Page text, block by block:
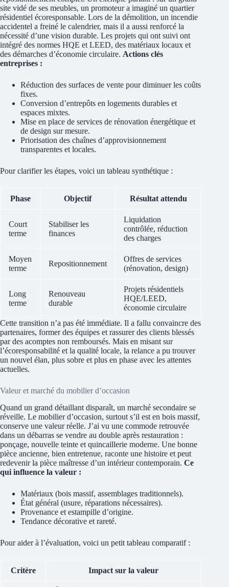
site vidé de ses meubles, un promoteur a imaginé un quartier
résidentiel écoresponsable. Lors de la démolition, un incendie
accidentel a freiné le calendrier, mais il a aussi renforcé la
nécessité d’une vision durable. Les projets qui ont suivi ont
intégré des normes HQE et LEED, des matériaux locaux et
des démarches d’économie circulaire. Actions clés
entreprises :
Réduction des surfaces de vente pour diminuer les coûts
fixes.
Conversion d’entrepôts en logements durables et
espaces mixtes.
Mise en place de services de rénovation énergétique et
de design sur mesure.
Priorisation des chaînes d’approvisionnement
transparentes et locales.
Pour clarifier les étapes, voici un tableau synthétique :
Phase Objectif Résultat attendu
Court
terme
Stabiliser les
finances
Liquidation
contrôlée, réduction
des charges
Moyen
terme
Repositionnement
Offres de services
(rénovation, design)
Long
terme
Renouveau
durable
Projets résidentiels
HQE/LEED,
économie circulaire
Cette transition n’a pas été immédiate. Il a fallu convaincre des
partenaires, former des équipes et rassurer des clients blessés
par des acomptes non remboursés. Mais en misant sur
l’écoresponsabilité et la qualité locale, la relance a pu trouver
un nouvel élan, plus sobre et plus en phase avec les attentes
actuelles.
Valeur et marché du mobilier d’occasion
Quand un grand détaillant disparaît, un marché secondaire se
réveille. Le mobilier d’occasion, surtout s’il est en bois massif,
conserve une valeur réelle. J’ai vu une commode retrouvée
dans un débarras se vendre au double après restauration :
ponçage, nouvelle teinte et quincaillerie moderne. Une bonne
pièce ancienne, bien entretenue, raconte une histoire et peut
redevenir la pièce maîtresse d’un intérieur contemporain. Ce
qui influence la valeur :
Matériaux (bois massif, assemblages traditionnels).
État général (usure, réparations nécessaires).
Provenance et estampille d’origine.
Tendance décorative et rareté.
Pour aider à l’évaluation, voici un petit tableau comparatif :
Critère Impact sur la valeur